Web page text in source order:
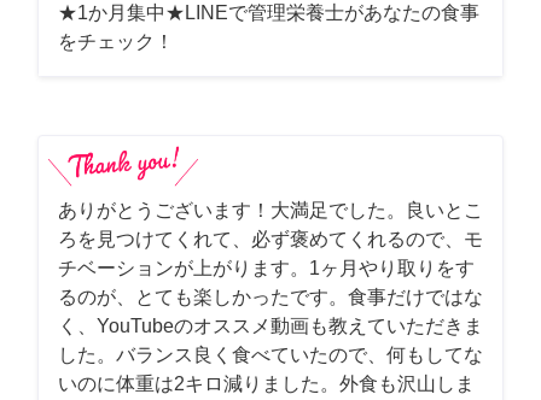
★1か月集中★LINEで管理栄養士があなたの食事
をチェック！
ありがとうございます！大満足でした。良いとこ
ろを見つけてくれて、必ず褒めてくれるので、モ
チベーションが上がります。1ヶ月やり取りをす
るのが、とても楽しかったです。食事だけではな
く、YouTubeのオススメ動画も教えていただきま
した。バランス良く食べていたので、何もしてな
いのに体重は2キロ減りました。外食も沢山しま